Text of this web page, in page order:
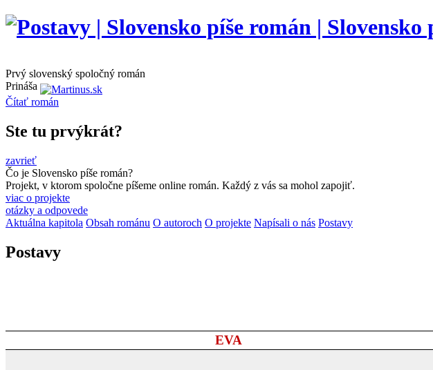
Prvý slovenský spoločný román
Prináša
Čítať román
Ste tu prvýkrát?
zavrieť
Čo je Slovensko píše román?
Projekt, v ktorom spoločne píšeme online román. Každý z vás sa mohol zapojiť.
viac o projekte
otázky a odpovede
Aktuálna kapitola Obsah románu O autoroch O projekte Napísali o nás Postavy
Postavy
EVA